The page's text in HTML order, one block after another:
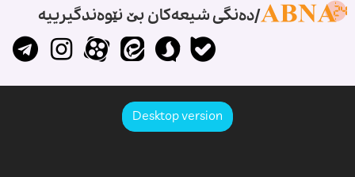
دەنگی شیعەکان بێ نێوەندگیرییە
Desktop version